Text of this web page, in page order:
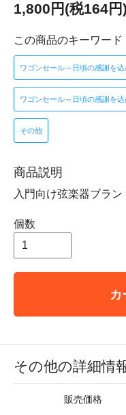
1,800円(税164円)
この商品のキーワード
ワゴンセール～日頃の感謝を込
ワゴンセール～日頃の感謝を込
その他
商品説明
入門向け弦楽器ブラン
個数
カ
その他の詳細情
販売価格